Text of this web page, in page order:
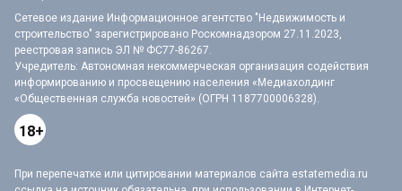
Сетевое издание Информационное агентство "Недвижимость и
строительство" зарегистрировано Роскомнадзором 27.11.2023,
реестровая запись ЭЛ № ФС77-86267.
Учредитель: Автономная некоммерческая организация содействия
информированию и просвещению населения «Медиахолдинг
«Общественная служба новостей» (ОГРН 1187700006328).
18+
При перепечатке или цитировании материалов сайта estatemedia.ru